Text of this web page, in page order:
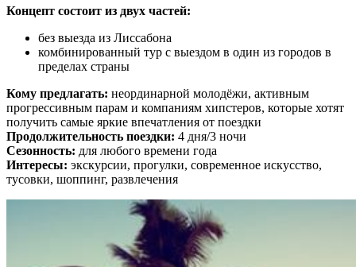
Концепт состоит из двух частей:
без выезда из Лиссабона
комбинированный тур с выездом в один из городов в
пределах страны
Кому предлагать: неординарной молодёжи, активным
прогрессивным парам и компаниям хипстеров, которые хотят
получить самые яркие впечатления от поездки
Продолжительность поездки: 4 дня/3 ночи
Сезонность: для любого времени года
Интересы: экскурсии, прогулки, современное искусство,
тусовки, шоппинг, развлечения